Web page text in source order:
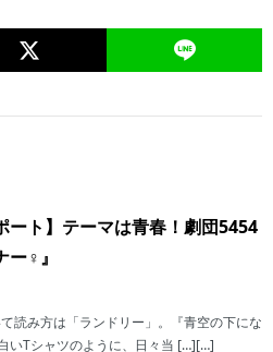
ート】テーマは青春！劇団5454
ー♀』
て読み方は「ランドリー」。『青空の下にな
いTシャツのように、日々当 […][…]